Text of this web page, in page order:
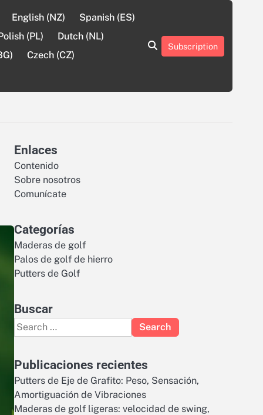
English (NZ)
Spanish (ES)
(PL)
Dutch (NL)
Czech (CZ)
About
Contact
Cookie
Privacy
Sitemap
Terms
Subscription
Enlaces
Contenido
Sobre nosotros
Comunícate
Categorías
Maderas de golf
Palos de golf de hierro
Putters de Golf
Buscar
Search
for:
Publicaciones recientes
Putters de Eje de Grafito: Peso, Sensación,
Amortiguación de Vibraciones
Maderas de golf ligeras: velocidad de swing,